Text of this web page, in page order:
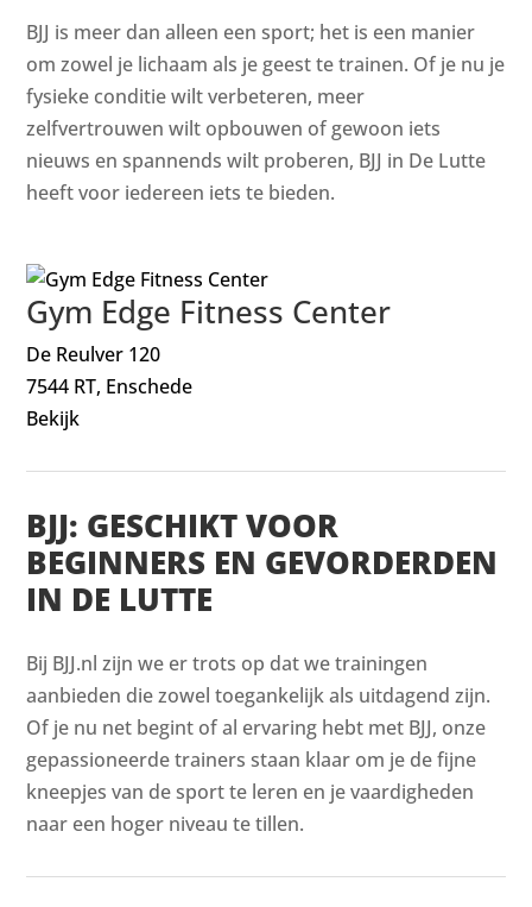
BJJ is meer dan alleen een sport; het is een manier
om zowel je lichaam als je geest te trainen. Of je nu je
fysieke conditie wilt verbeteren, meer
zelfvertrouwen wilt opbouwen of gewoon iets
nieuws en spannends wilt proberen, BJJ in De Lutte
heeft voor iedereen iets te bieden.
Gym Edge Fitness Center
De Reulver 120
7544 RT, Enschede
Bekijk
BJJ: GESCHIKT VOOR
BEGINNERS EN GEVORDERDEN
IN DE LUTTE
Bij BJJ.nl zijn we er trots op dat we trainingen
aanbieden die zowel toegankelijk als uitdagend zijn.
Of je nu net begint of al ervaring hebt met BJJ, onze
gepassioneerde trainers staan klaar om je de fijne
kneepjes van de sport te leren en je vaardigheden
naar een hoger niveau te tillen.